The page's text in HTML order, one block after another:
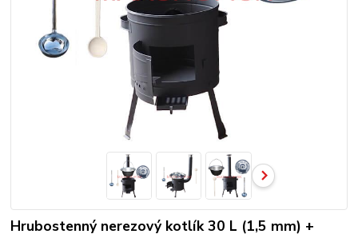
Hrubostenný nerezový kotlík 30 L (1,5 mm) +